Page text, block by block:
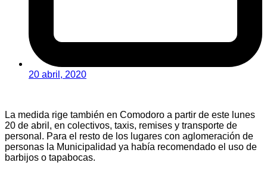
20 abril, 2020
La medida rige también en Comodoro a partir de este lunes
20 de abril, en colectivos, taxis, remises y transporte de
personal. Para el resto de los lugares con aglomeración de
personas la Municipalidad ya había recomendado el uso de
barbijos o tapabocas.